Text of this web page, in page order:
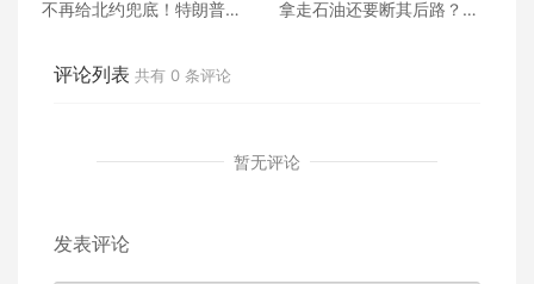
不再给北约兜底！特朗普对
拿走石油还要断其后路？美
评论列表 共有 0 条评论
暂无评论
发表评论